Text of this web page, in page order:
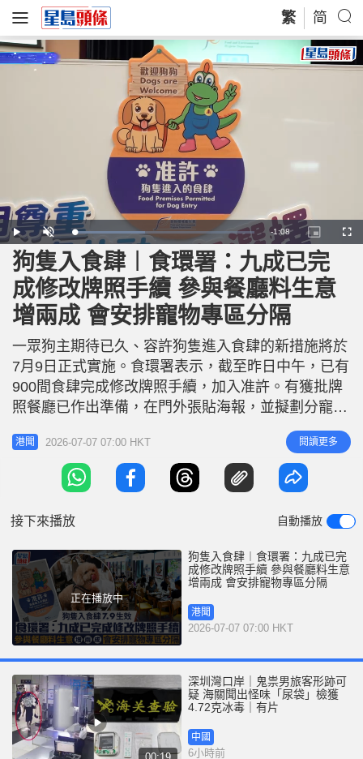
繁 简
P
l
a
y
U
n
m
u
t
e
L
o
a
d
e
d
:
3
9
.
8
9
R
e
m
a
i
n
n
-1:08
P
i
c
t
u
e
i
c
t
F
u
狗隻入食肆︱食環署：九成已完
成修改牌照手續 參與餐廳料生意
增兩成 會安排寵物專區分隔
一眾狗主期待已久、容許狗隻進入食肆的新措施將於
7月9日正式實施。食環署表示，截至昨日中午，已有
900間食肆完成修改牌照手續，加入准許。有獲批牌
照餐廳已作出準備，在門外張貼海報，並擬劃分寵物
專區，預料生意可增加兩成。有客人表示新措施是好
事，笑言看到鄰桌有狗「都會覺得很可愛的」，亦有
怕狗的客人表示，若狗隻體型較大或吠聲不斷會有點
害怕，不過若獲安排在不同區域也可接受。 領牌餐
港聞 2026-07-07 07:00 HKT 閱讀更多
接下來播放 自動播放
正在播放中
狗隻入食肆︱食環署：九成已完
成修改牌照手續 參與餐廳料生意
增兩成 會安排寵物專區分隔
港聞
2026-07-07 07:00 HKT
深圳灣口岸｜鬼祟男旅客形跡可
疑 海關聞出怪味「尿袋」檢獲
4.72克冰毒｜有片
中國
6小時前